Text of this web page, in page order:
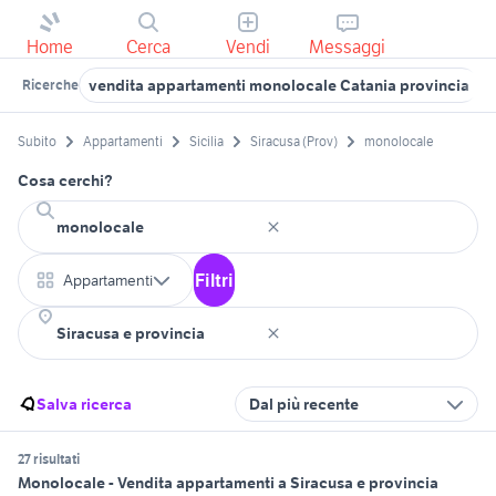
Home Cerca Vendi Messaggi
Ricerche vendita appartamenti monolocale Catania provincia
Subito Appartamenti Sicilia Siracusa (Prov) monolocale
Cosa cerchi?
Appartamenti Filtri
Salva ricerca Dal più recente
27 risultati
Monolocale - Vendita appartamenti a Siracusa e provincia